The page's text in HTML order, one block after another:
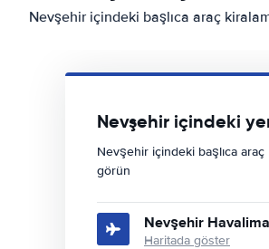
Nevşehir içindeki başlıca araç
Nevşehir içindeki
Nevşehir içindeki başlıca araç
görün
Nevşehir
Haritada göster